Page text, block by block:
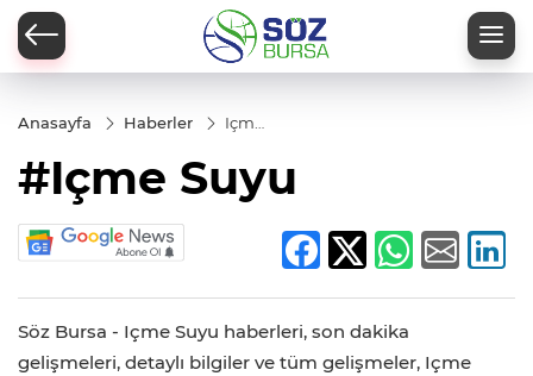
Anasayfa Haberler
Içme
#Içme Suyu
Söz Bursa - Içme Suyu haberleri, son dakika
gelişmeleri, detaylı bilgiler ve tüm gelişmeler, Içme